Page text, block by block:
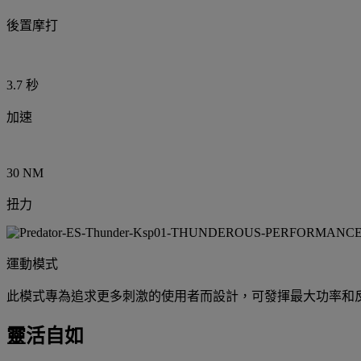
後置摩打
3.7 秒
加速
30 NM
扭力
運動模式
此模式專為追求更多刺激的使用者而設計，可發揮最大功率和
靈活自如